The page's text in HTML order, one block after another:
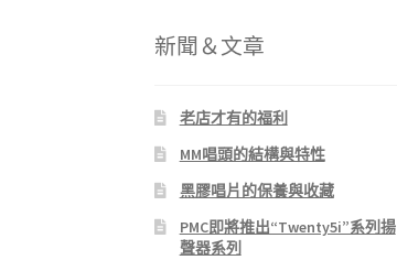
新聞＆文章
老店才有的福利
MM唱頭的結構與特性
黑膠唱片的保養與收藏
PMC即將推出“Twenty5i”系列揚
聲器系列